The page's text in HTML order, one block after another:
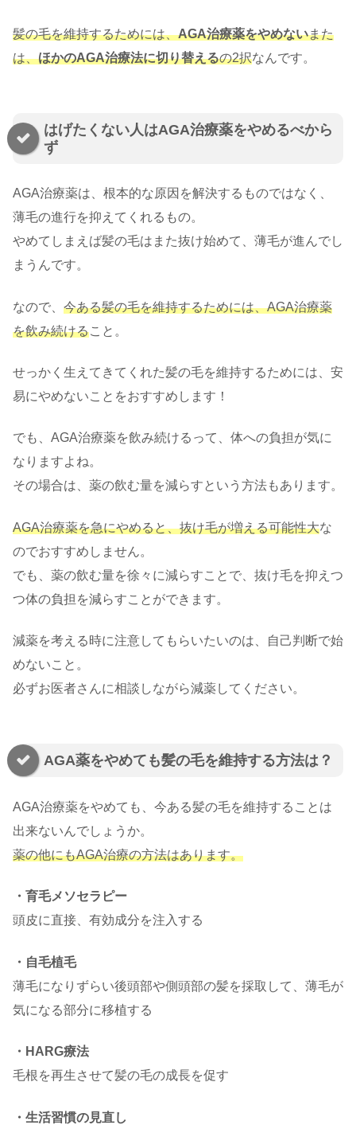
髪の毛を維持するためには、AGA治療薬をやめないまた
は、ほかのAGA治療法に切り替えるの2択なんです。
はげたくない人はAGA治療薬をやめるべから
ず
AGA治療薬は、根本的な原因を解決するものではなく、
薄毛の進行を抑えてくれるもの。
やめてしまえば髪の毛はまた抜け始めて、薄毛が進んでし
まうんです。
なので、 今ある髪の毛を維持するためには、AGA治療薬
を飲み続けること。
せっかく生えてきてくれた髪の毛を維持するためには、安
易にやめないことをおすすめします！
でも、AGA治療薬を飲み続けるって、体への負担が気に
なりますよね。
その場合は、薬の飲む量を減らすという方法もあります。
AGA治療薬を急にやめると、抜け毛が増える可能性大な
のでおすすめしません。
でも、薬の飲む量を徐々に減らすことで、抜け毛を抑えつ
つ体の負担を減らすことができます。
減薬を考える時に注意してもらいたいのは、自己判断で始
めないこと。
必ずお医者さんに相談しながら減薬してください。
AGA薬をやめても髪の毛を維持する方法は？
AGA治療薬をやめても、今ある髪の毛を維持することは
出来ないんでしょうか。
薬の他にもAGA治療の方法はあります。
・育毛メソセラピー
頭皮に直接、有効成分を注入する
・自毛植毛
薄毛になりずらい後頭部や側頭部の髪を採取して、薄毛が
気になる部分に移植する
・HARG療法
毛根を再生させて髪の毛の成長を促す
・生活習慣の見直し